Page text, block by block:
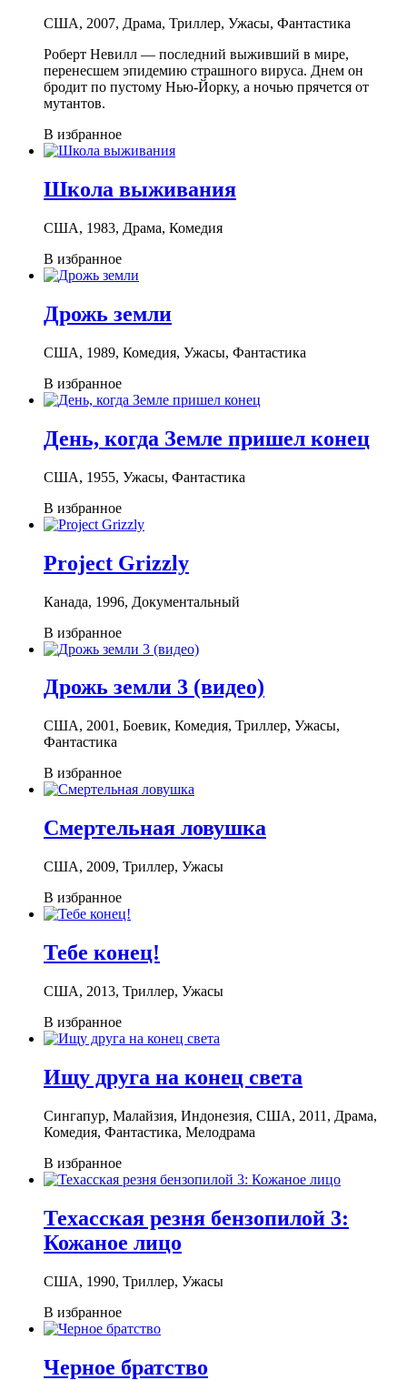
США, 2007, Драма, Триллер, Ужасы, Фантастика
Роберт Невилл — последний выживший в мире,
перенесшем эпидемию страшного вируса. Днем он
бродит по пустому Нью-Йорку, а ночью прячется от
мутантов.
В избранное
Школа выживания
США, 1983, Драма, Комедия
В избранное
Дрожь земли
США, 1989, Комедия, Ужасы, Фантастика
В избранное
День, когда Земле пришел конец
США, 1955, Ужасы, Фантастика
В избранное
Project Grizzly
Канада, 1996, Документальный
В избранное
Дрожь земли 3 (видео)
США, 2001, Боевик, Комедия, Триллер, Ужасы,
Фантастика
В избранное
Смертельная ловушка
США, 2009, Триллер, Ужасы
В избранное
Тебе конец!
США, 2013, Триллер, Ужасы
В избранное
Ищу друга на конец света
Сингапур, Малайзия, Индонезия, США, 2011, Драма,
Комедия, Фантастика, Мелодрама
В избранное
Техасская резня бензопилой 3:
Кожаное лицо
США, 1990, Триллер, Ужасы
В избранное
Черное братство